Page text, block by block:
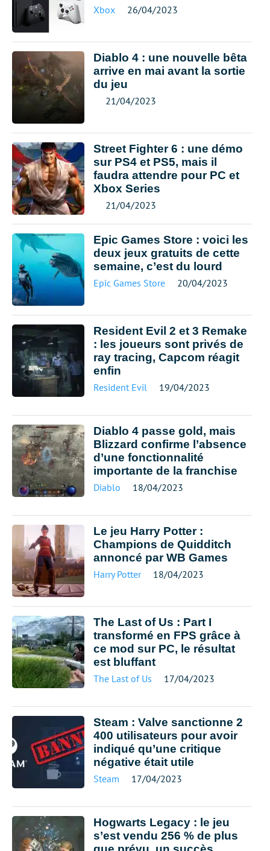
Xbox 26/04/2023
Diablo 4 : une nouvelle bêta
arrive en mai avant la sortie
du jeu
21/04/2023
Street Fighter 6 : une démo
sur PS4 et PS5, mais il
faudra attendre pour PC et
Xbox Series
21/04/2023
Epic Games Store : voici les
deux jeux gratuits de cette
semaine, c’est du lourd
Epic Games Store 20/04/2023
Resident Evil 2 et 3 Remake
: les joueurs sont privés de
ray tracing, Capcom réagit
enfin
Resident Evil 19/04/2023
Diablo 4 passe gold, mais
Blizzard confirme l’absence
d’une fonctionnalité
importante de la franchise
Diablo 18/04/2023
Le jeu Harry Potter :
Champions de Quidditch
annoncé par WB Games
Harry Potter 18/04/2023
The Last of Us : Part I
transformé en FPS grâce à
ce mod sur PC, le résultat
est bluffant
The Last of Us 17/04/2023
Steam : Valve sanctionne 2
400 utilisateurs pour avoir
indiqué qu’une critique
négative était utile
Steam 17/04/2023
Hogwarts Legacy : le jeu
s’est vendu 256 % de plus